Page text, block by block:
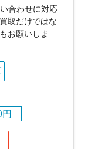
合わせに対応
取だけではな
お願いしま